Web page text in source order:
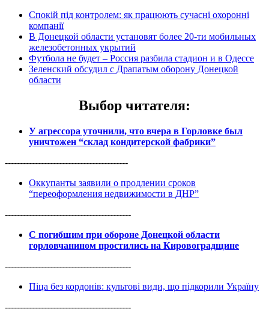
Спокій під контролем: як працюють сучасні охоронні
компанії
В Донецкой области установят более 20-ти мобильных
железобетонных укрытий
Футбола не будет – Россия разбила стадион и в Одессе
Зеленский обсудил с Драпатым оборону Донецкой
области
Выбор читателя:
У агрессора уточнили, что вчера в Горловке был
уничтожен “склад кондитерской фабрики”
-----------------------------------------
Оккупанты заявили о продлении сроков
“переоформления недвижимости в ДНР”
------------------------------------------
С погибшим при обороне Донецкой области
горловчанином простились на Кировоградщине
------------------------------------------
Піца без кордонів: культові види, що підкорили Україну
------------------------------------------